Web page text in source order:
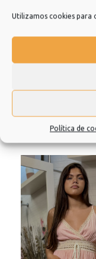
Utilizamos cookies para
Política de
Información
Productos